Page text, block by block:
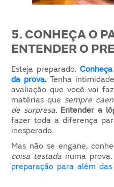
5. CONHEÇA O
ENTENDER O
Esteja preparado.
da prova.Tenha
avaliação que você vai
matérias que sempre
de surpresa. Entender a
fazer toda a diferença
inesperado.
Mas não se engane,
coisa testada numa prova.
preparação para além das